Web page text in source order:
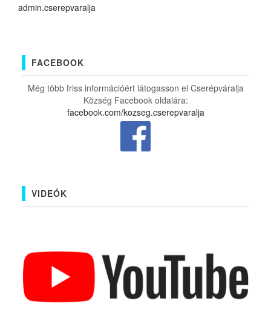
admin.cserepvaralja
FACEBOOK
Még több friss információért látogasson el Cserépváralja
Község Facebook oldalára:
facebook.com/kozseg.cserepvaralja
VIDEÓK